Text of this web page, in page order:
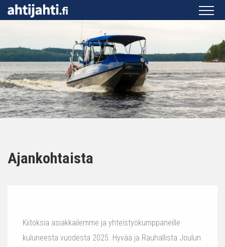
Ajankohtaista
Kiitoksia asiakkailemme ja yhteistyökumppaneille
kuluneesta vuodesta 2025. Hyvää ja Rauhallista Joulun